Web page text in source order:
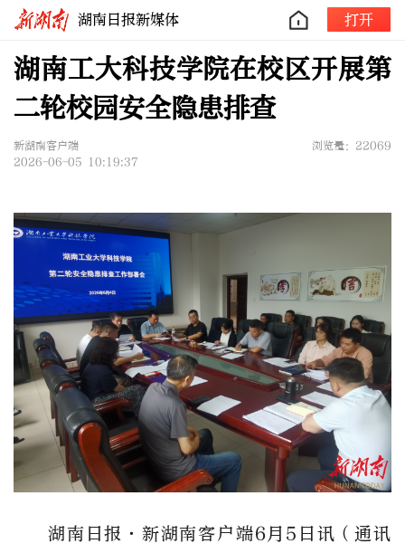
湖南日报新媒体 打开
湖南工大科技学院在校区开展第
二轮校园安全隐患排查
新湖南客户端
浏览量：22069
2026-06-05 10:19:37
湖南日报·新湖南客户端6月5日讯（通讯